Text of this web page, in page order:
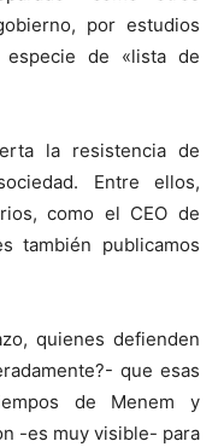
por estudios
especie de «lista de
la resistencia de
Entre ellos,
como el CEO de
también publicamos
quienes defienden
que esas
de Menem y
-es muy visible- para